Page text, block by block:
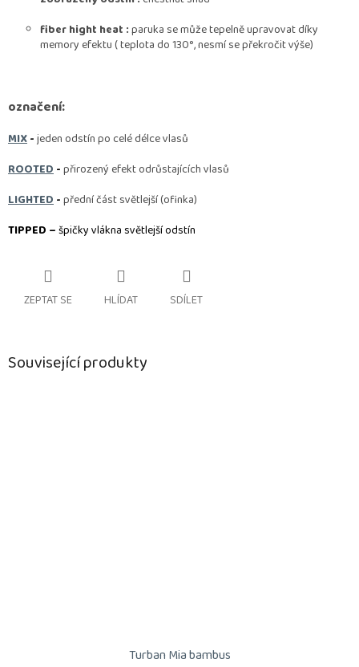
fiber hight heat :paruka se může tepelně upravovat díky
memory efektu ( teplota do 130°, nesmí se překročit výše)
označení:
MIX-jeden odstín po celé délce vlasů
ROOTED-přirozený efekt odrůstajících vlasů
LIGHTED-přední část světlejší (ofinka)
TIPPED –špičky vlákna světlejší odstín
ZEPTAT SE HLÍDAT SDÍLET
Související produkty
Turban Mia bambus